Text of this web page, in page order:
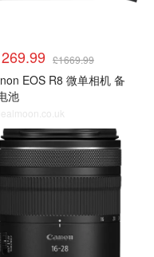
£1669.99
EOS R8 微单相机 备
池